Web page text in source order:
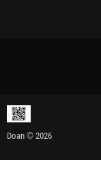
Doan © 2026